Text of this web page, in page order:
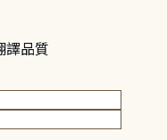
譯品質